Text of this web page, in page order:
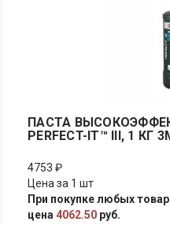
ПАСТА
PERFECT-IT™ III, 1 КГ
4753 ₽
Цена за 1 шт
При покупке любых
цена 4062.50 руб.